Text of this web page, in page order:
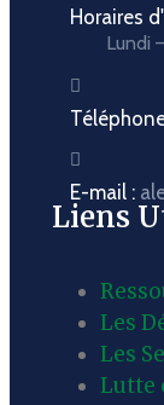
Horaires
Lundi
E-mail :
Liens
Les
Les
Lutte